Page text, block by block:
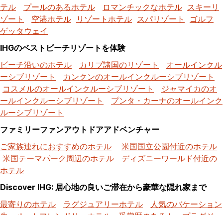
テル
プールのあるホテル ロマンチックなホテル スキーリ
ゾート
空港ホテル リゾートホテル スパリゾート
ゴルフ
ゲッタウェイ
IHGのベストビーチリゾートを体験
ビーチ沿いのホテル
カリブ諸国のリゾート
オールインクル
ーシブリゾート
カンクンのオールインクルーシブリゾート
コスメルのオールインクルーシブリゾート
ジャマイカのオ
ールインクルーシブリゾート
プンタ・カーナのオールインク
ルーシブリゾート
ファミリーファンアウトドアアドベンチャー
ご家族連れにおすすめのホテル
米国国立公園付近のホテル
米国テーマパーク周辺のホテル
ディズニーワールド付近の
ホテル
Discover IHG: 居心地の良いご滞在から豪華な隠れ家まで
最寄りのホテル
ラグジュアリーホテル
人気のバケーション